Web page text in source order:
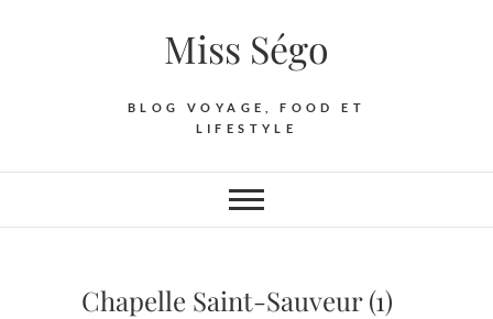
Miss Ségo
BLOG VOYAGE, FOOD ET
LIFESTYLE
Chapelle Saint-Sauveur (1)